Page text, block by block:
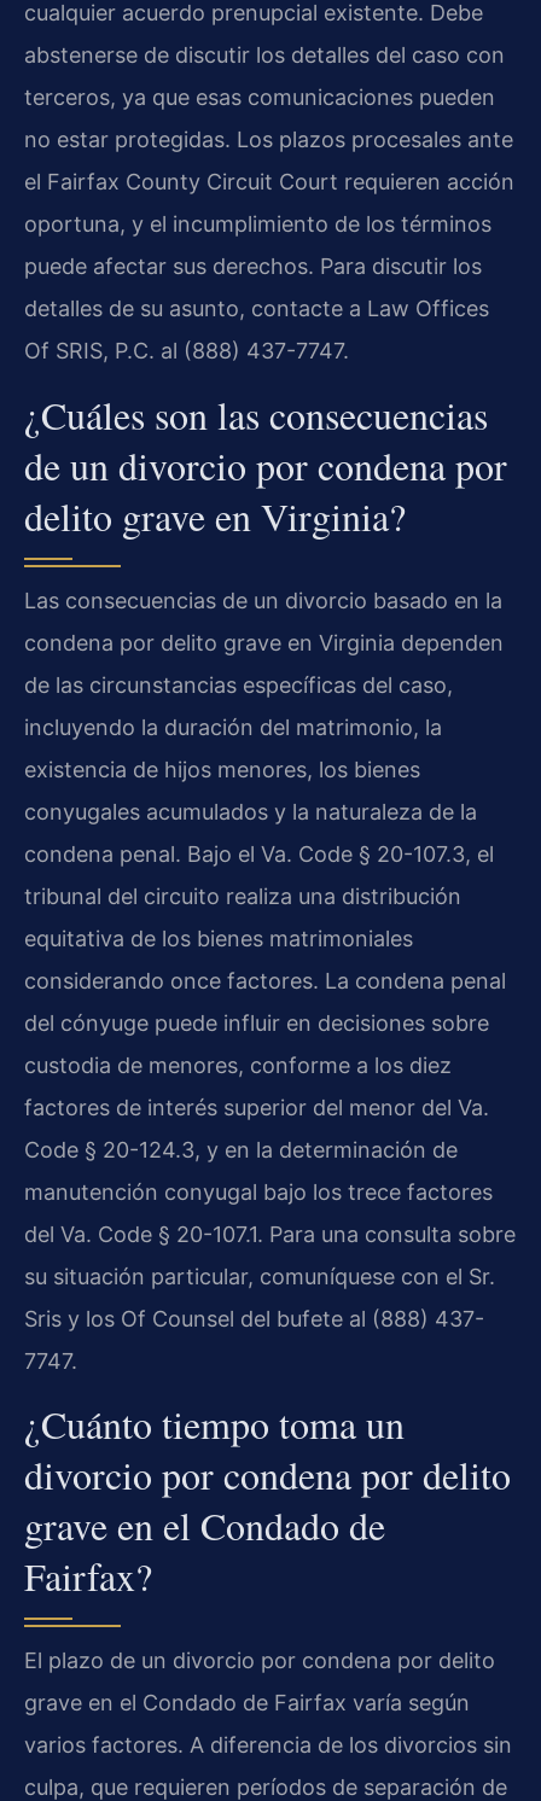
cualquier acuerdo prenupcial existente. Debe
abstenerse de discutir los detalles del caso con
terceros, ya que esas comunicaciones pueden
no estar protegidas. Los plazos procesales ante
el Fairfax County Circuit Court requieren acción
oportuna, y el incumplimiento de los términos
puede afectar sus derechos. Para discutir los
detalles de su asunto, contacte a Law Offices
Of SRIS, P.C. al (888) 437-7747.
¿Cuáles son las consecuencias
de un divorcio por condena por
delito grave en Virginia?
Las consecuencias de un divorcio basado en la
condena por delito grave en Virginia dependen
de las circunstancias específicas del caso,
incluyendo la duración del matrimonio, la
existencia de hijos menores, los bienes
conyugales acumulados y la naturaleza de la
condena penal. Bajo el Va. Code § 20-107.3, el
tribunal del circuito realiza una distribución
equitativa de los bienes matrimoniales
considerando once factores. La condena penal
del cónyuge puede influir en decisiones sobre
custodia de menores, conforme a los diez
factores de interés superior del menor del Va.
Code § 20-124.3, y en la determinación de
manutención conyugal bajo los trece factores
del Va. Code § 20-107.1. Para una consulta sobre
su situación particular, comuníquese con el Sr.
Sris y los Of Counsel del bufete al (888) 437-
7747.
¿Cuánto tiempo toma un
divorcio por condena por delito
grave en el Condado de
Fairfax?
El plazo de un divorcio por condena por delito
grave en el Condado de Fairfax varía según
varios factores. A diferencia de los divorcios sin
culpa, que requieren períodos de separación de